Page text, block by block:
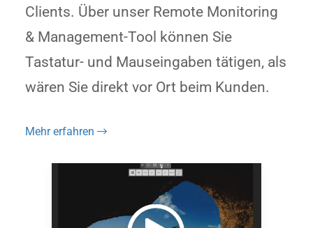
Clients. Über unser Remote Monitoring
& Management-Tool können Sie
Tastatur- und Mauseingaben tätigen, als
wären Sie direkt vor Ort beim Kunden.
Mehr erfahren